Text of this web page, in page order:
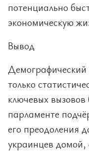
потенциально
экономическую
Вывод
только
ключевых
парламенте
его преодоления
украинцев